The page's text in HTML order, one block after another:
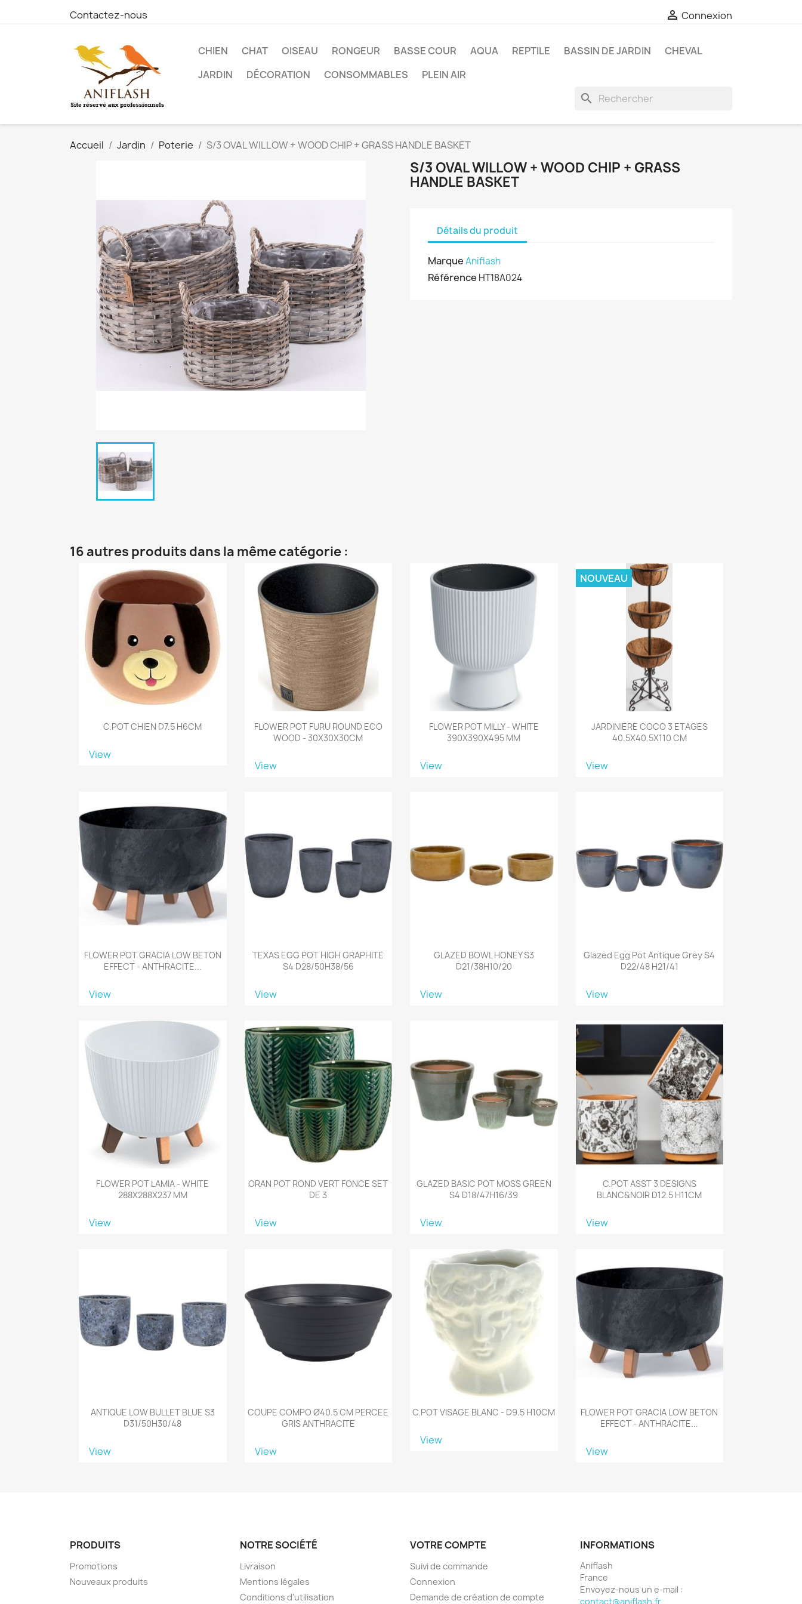
Contactez-nous  Connexion
CHIEN CHAT OISEAU RONGEUR BASSE COUR AQUA REPTILE BASSIN DE JARDIN
CHEVAL
JARDIN
DÉCORATION CONSOMMABLES PLEIN AIR
search
Accueil Jardin Poterie S/3 OVAL WILLOW + WOOD CHIP + GRASS HANDLE BASKET
S/3 OVAL WILLOW + WOOD CHIP + GRASS
HANDLE BASKET
Détails du produit
MarqueAniflash
Référence HT18A024
16 autres produits dans la même catégorie :
C.POT CHIEN D7.5 H6CM
View
FLOWER POT FURU ROUND ECO
WOOD - 30X30X30CM
View
FLOWER POT MILLY - WHITE
390X390X495 MM
View
JARDINIERE COCO 3 ETAGES
40.5X40.5X110 CM
NOUVEAU
View
FLOWER POT GRACIA LOW BETON
EFFECT - ANTHRACITE...
View
TEXAS EGG POT HIGH GRAPHITE
S4 D28/50H38/56
View
GLAZED BOWL HONEY S3
D21/38H10/20
View
Glazed Egg Pot Antique Grey S4
D22/48 H21/41
View
FLOWER POT LAMIA - WHITE
288X288X237 MM
View
ORAN POT ROND VERT FONCE SET
DE 3
View
GLAZED BASIC POT MOSS GREEN
S4 D18/47H16/39
View
C.POT ASST 3 DESIGNS
BLANC&NOIR D12.5 H11CM
View
ANTIQUE LOW BULLET BLUE S3
D31/50H30/48
View
COUPE COMPO Ø40.5 CM PERCEE
GRIS ANTHRACITE
View
C.POT VISAGE BLANC - D9.5 H10CM
View
FLOWER POT GRACIA LOW BETON
EFFECT - ANTHRACITE...
View
PRODUITS
Promotions
Nouveaux produits
NOTRE SOCIÉTÉ
Livraison
Mentions légales
Conditions d'utilisation
VOTRE COMPTE
Suivi de commande
Connexion
Demande de création de compte
INFORMATIONS
Aniflash
France
Envoyez-nous un e-mail :
contact@aniflash.fr